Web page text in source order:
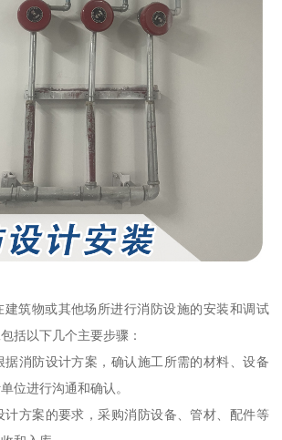
建筑物或其他场所进行消防设施的安装和调试
括以下几个主要步骤：
据消防设计方案，确认施工所需的材料、设备
位进行沟通和确认。
计方案的要求，采购消防设备、管材、配件等